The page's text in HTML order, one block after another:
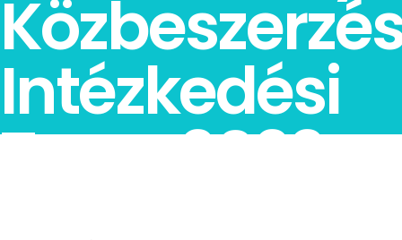
Intézkedési
Terve 2022.
évre_page-